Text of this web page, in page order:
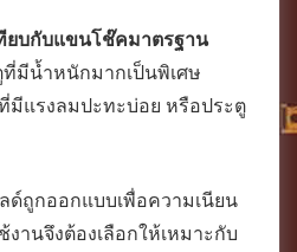
ยบกับแขนโช๊คมาตรฐาน
มีน้ำหนักมากเป็นพิเศษ
มีแรงลมปะทะบ่อย หรือประตู
ด์ถูกออกแบบเพื่อความเนียน
านจึงต้องเลือกให้เหมาะกับ